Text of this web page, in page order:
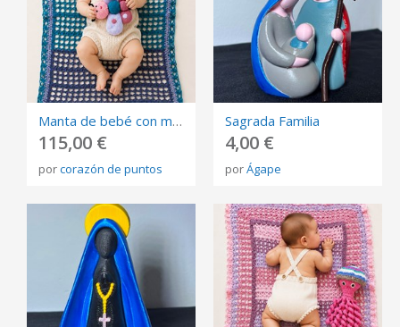
Manta de bebé con muñeco de apego tejida a mano en crochet Algodón 100%
115,00 €
porcorazón de puntos
Sagrada Familia
4,00 €
porÁgape